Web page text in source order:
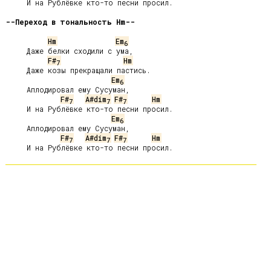
--Переход в тональность Hm--
Hm
Em6
F#7
Hm
Em6
F#7 A#dim7 F#7
Hm
Em6
F#7 A#dim7 F#7
Hm